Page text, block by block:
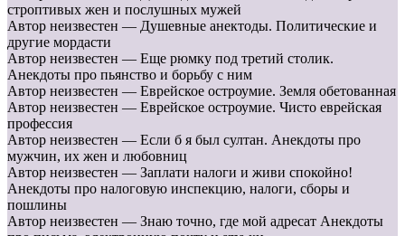
строптивых жен и послушных мужей
Автор неизвестен — Душевные анектоды. Политические и
другие мордасти
Автор неизвестен — Еще рюмку под третий столик.
Анекдоты про пьянство и борьбу с ним
Автор неизвестен — Еврейское остроумие. Земля обетованная
Автор неизвестен — Еврейское остроумие. Чисто еврейская
профессия
Автор неизвестен — Если б я был султан. Анекдоты про
мужчин, их жен и любовниц
Автор неизвестен — Заплати налоги и живи спокойно!
Анекдоты про налоговую инспекцию, налоги, сборы и
пошлины
Автор неизвестен — Знаю точно, где мой адресат Анекдоты